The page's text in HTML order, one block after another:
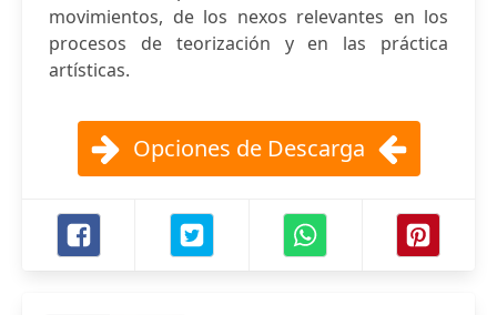
movimientos, de los nexos relevantes en los
procesos de teorización y en las práctica
artísticas.
Opciones de Descarga